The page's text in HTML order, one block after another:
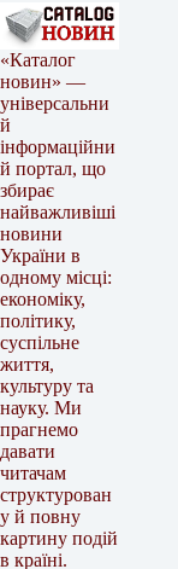
«Каталог
новин» —
універсальни
й
інформаційни
й портал, що
збирає
найважливіші
новини
України в
одному місці:
економіку,
політику,
суспільне
життя,
культуру та
науку. Ми
прагнемо
давати
читачам
структурован
у й повну
картину подій
в країні.